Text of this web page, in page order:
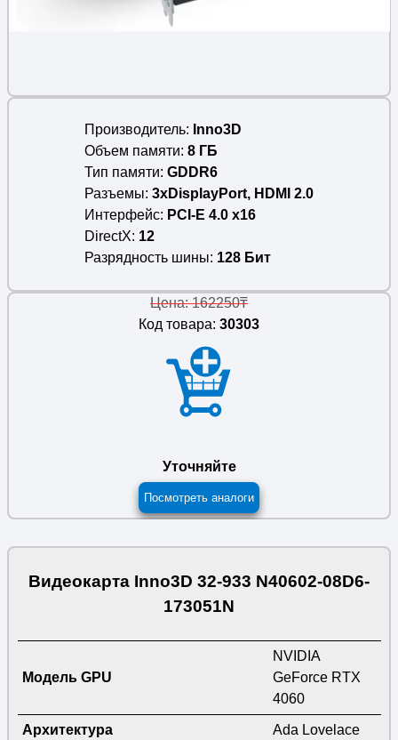
Производитель
Inno3D
Объем памяти 8 ГБ
Тип памяти GDDR6
Разъемы 3xDisplayPort, HDMI 2.0
Интерфейс
PCI-E 4.0 x16
DirectX 12
Разрядность шины 128 Бит
Цена: 162250₸
Код товара: 30303
Уточняйте
Посмотреть аналоги
Видеокарта Inno3D 32-933 N40602-08D6-
173051N
Модель GPU
NVIDIA
GeForce RTX
4060
Архитектура Ada Lovelace